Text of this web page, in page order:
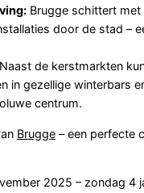
Brugge schittert
door de stad –
Naast de kerstmarkten
in gezellige winterbars
centrum.
Brugge– een perfecte
2025 – zondag 4